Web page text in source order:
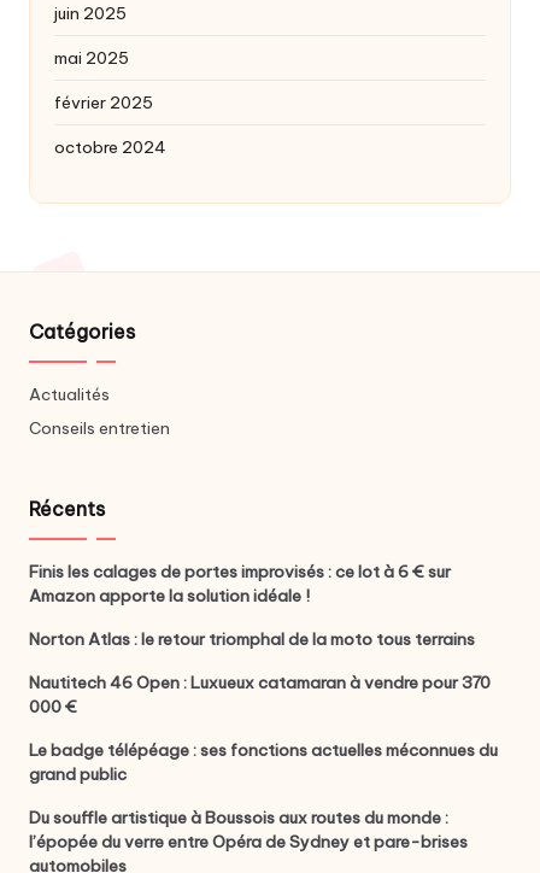
juin 2025
mai 2025
février 2025
octobre 2024
Catégories
Actualités
Conseils entretien
Récents
Finis les calages de portes improvisés : ce lot à 6 € sur
Amazon apporte la solution idéale !
Norton Atlas : le retour triomphal de la moto tous terrains
Nautitech 46 Open : Luxueux catamaran à vendre pour 370
000 €
Le badge télépéage : ses fonctions actuelles méconnues du
grand public
Du souffle artistique à Boussois aux routes du monde :
l’épopée du verre entre Opéra de Sydney et pare-brises
automobiles